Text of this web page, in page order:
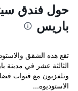
حول فندق
باريس
تقع هذه الشقق
الثالثة عشر في مدينة
وتلفزيون مع قنوات
الاستوديوه...